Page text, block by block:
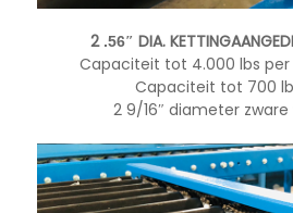
2 .56″ DIA.
Capaciteit tot 4.000 lbs per
Capaciteit tot 700
2 9/16″ diameter